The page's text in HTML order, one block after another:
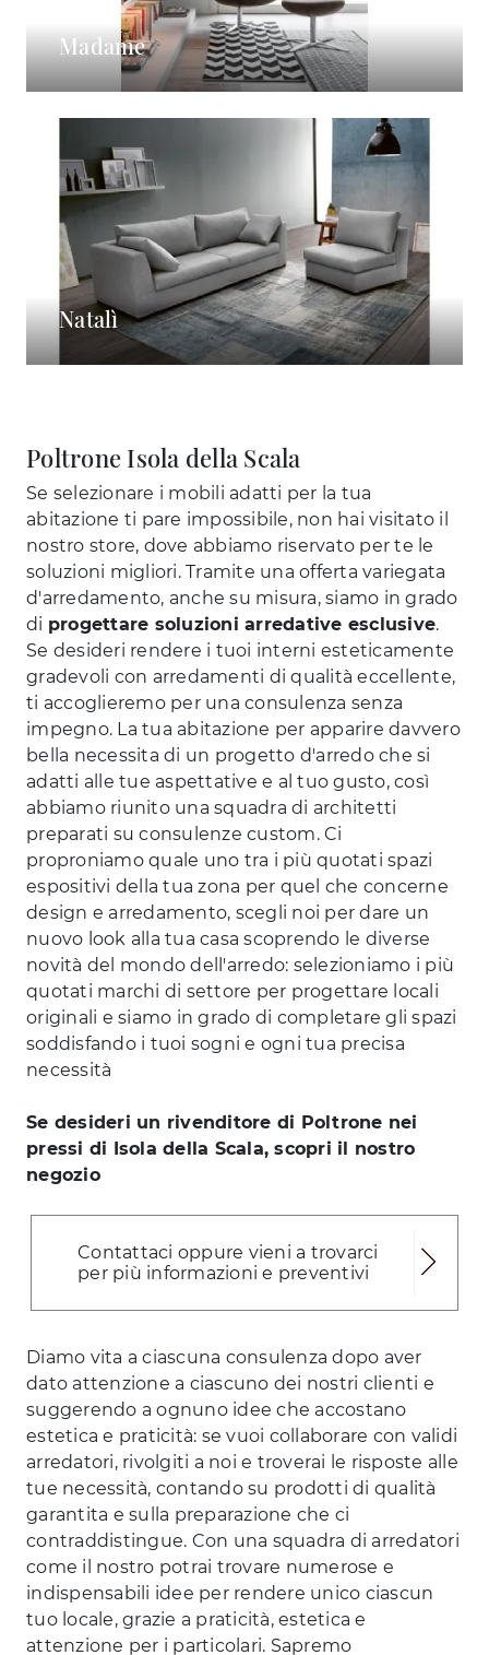
Madame
Natalì
Poltrone Isola della Scala
Se selezionare i mobili adatti per la tua
abitazione ti pare impossibile, non hai visitato il
nostro store, dove abbiamo riservato per te le
soluzioni migliori. Tramite una offerta variegata
d'arredamento, anche su misura, siamo in grado
di progettare soluzioni arredative esclusive.
Se desideri rendere i tuoi interni esteticamente
gradevoli con arredamenti di qualità eccellente,
ti accoglieremo per una consulenza senza
impegno. La tua abitazione per apparire davvero
bella necessita di un progetto d'arredo che si
adatti alle tue aspettative e al tuo gusto, così
abbiamo riunito una squadra di architetti
preparati su consulenze custom. Ci
proproniamo quale uno tra i più quotati spazi
espositivi della tua zona per quel che concerne
design e arredamento, scegli noi per dare un
nuovo look alla tua casa scoprendo le diverse
novità del mondo dell'arredo: selezioniamo i più
quotati marchi di settore per progettare locali
originali e siamo in grado di completare gli spazi
soddisfando i tuoi sogni e ogni tua precisa
necessità
Se desideri un rivenditore di Poltrone nei
pressi di Isola della Scala, scopri il nostro
negozio
Contattaci oppure vieni a trovarci
per più informazioni e preventivi
Diamo vita a ciascuna consulenza dopo aver
dato attenzione a ciascuno dei nostri clienti e
suggerendo a ognuno idee che accostano
estetica e praticità: se vuoi collaborare con validi
arredatori, rivolgiti a noi e troverai le risposte alle
tue necessità, contando su prodotti di qualità
garantita e sulla preparazione che ci
contraddistingue. Con una squadra di arredatori
come il nostro potrai trovare numerose e
indispensabili idee per rendere unico ciascun
tuo locale, grazie a praticità, estetica e
attenzione per i particolari. Sapremo